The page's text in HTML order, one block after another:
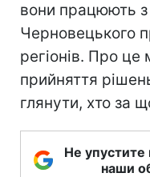
вони працюють з
Черновецького
регіонів. Про
прийняття
глянути, хто за
Не
наши